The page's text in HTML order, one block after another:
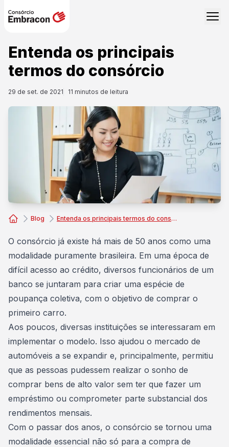
Entenda os principais
termos do consórcio
29 de set. de 2021 11 minutos de leitura
Blog Entenda os principais termos do consórcio
O consórcio já existe há mais de 50 anos como uma
modalidade puramente brasileira. Em uma época de
difícil acesso ao crédito, diversos funcionários de um
banco se juntaram para criar uma espécie de
poupança coletiva, com o objetivo de comprar o
primeiro carro.
Aos poucos, diversas instituições se interessaram em
implementar o modelo. Isso ajudou o mercado de
automóveis a se expandir e, principalmente, permitiu
que as pessoas pudessem realizar o sonho de
comprar bens de alto valor sem ter que fazer um
empréstimo ou comprometer parte substancial dos
rendimentos mensais.
Com o passar dos anos, o consórcio se tornou uma
modalidade essencial não só para a compra de